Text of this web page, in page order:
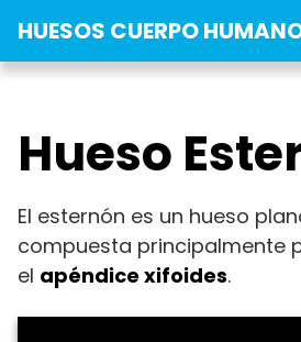
contenido
HUESOS CUERPO
Hueso
El esternón es un hueso
compuesta principalmente
el apéndice xifoides.